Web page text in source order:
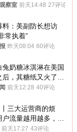
大事了
察室 前天14:48 27评论
料：美副防长想访
常执着”
昨天08:04 60评论
兔奶糖冰淇淋在美国
后，其糖纸又火了！
盛赞：平面设计经
前天12:28 40评论
三大运营商的烦
流量越用越多，收
来越少
前天17:27 43评论